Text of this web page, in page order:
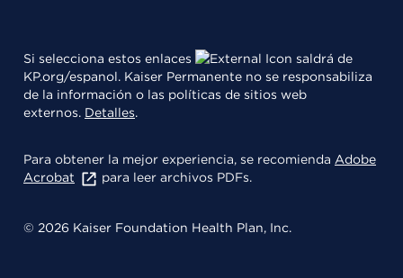
Si selecciona estos enlaces
saldrá de
KP.org/espanol. Kaiser Permanente no se responsabiliza
de la información o las políticas de sitios web
externos. Detalles.
Para obtener la mejor experiencia, se recomienda Adobe
Acrobat
para leer archivos PDFs.
© 2026 Kaiser Foundation Health Plan, Inc.